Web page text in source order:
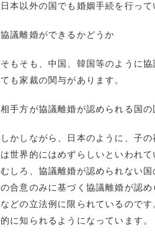
日本以外の国でも婚姻手続を行っ
協議離婚ができるかどうか
そもそも、中国、韓国等のように
ても家裁の関与があります。
相手方が協議離婚が認められる国
しかしながら、日本のように、子
は世界的にはめずらしいといわれて
むしろ、協議離婚が認められない
の合意のみに基づく協議離婚が認
などの立法例に限られているので
的に知られるようになっています。